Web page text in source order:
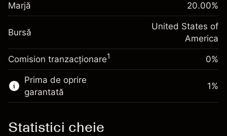
Dimensiunea tranzacției cu efect de levier
~$5,000.00
Bani din efectul de levier ~ $
$4,000.00
Accesați platforma
noapte
-0.000654
%
(-$0.03)
Dimensiunea tranzacției cu efect de levier
~$5,000.00
Bani din efectul de levier ~ $
Marjă 20.00%
Bursă
United States of
America
Comision tranzacționare1 0%
Prima de oprire
garantată
1%
Statistici cheie